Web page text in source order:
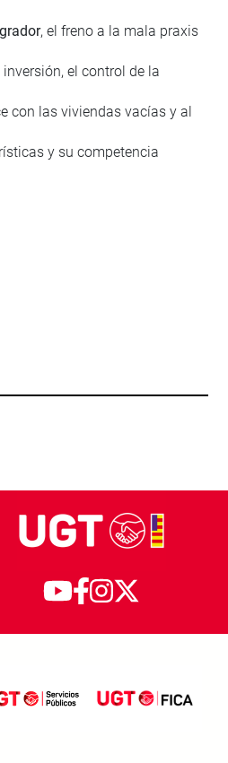
, el freno a la mala praxis
el control de la
con las viviendas vacías y al
y su competencia